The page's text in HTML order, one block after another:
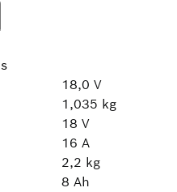
18,0 V
1,035 kg
18 V
16 A
2,2 kg
8 Ah